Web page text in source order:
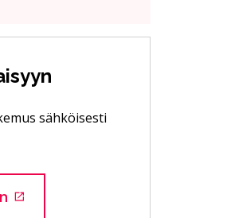
sähköisesti
ulkoiselle sivustolle